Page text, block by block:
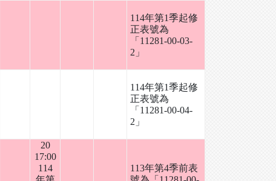
114年第1季起修
正表號為
「11281-00-03-
2」
114年第1季起修
正表號為
「11281-00-04-
2」
20
17:00
114
113年第4季前表